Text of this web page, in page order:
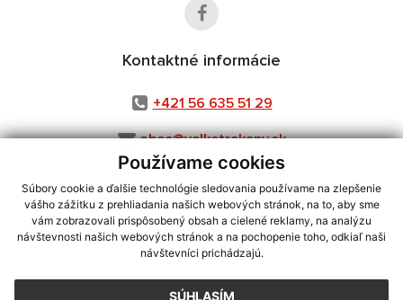
Používame cookies
Súbory cookie a ďalšie technológie sledovania používame na zlepšenie
vášho zážitku z prehliadania našich webových stránok, na to, aby sme
vám zobrazovali prispôsobený obsah a cielené reklamy, na analýzu
návštevnosti našich webových stránok a na pochopenie toho, odkiaľ naši
návštevníci prichádzajú.
SÚHLASÍM
Kontaktné informácie
+421 56 635 51 29
obec@velketrakany.sk
využite možnosť získavania aktuálnych informácií s využitím RSS
CMS systém (redakčný) systém ECHELON 2,Mapa stránok,web portál
webex.digital, s.r.o.,domény,registrácia domény